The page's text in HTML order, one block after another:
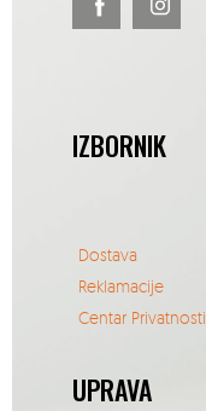
IZBORNIK
Dostava
Reklamacije
Centar Privatnosti
UPRAVA